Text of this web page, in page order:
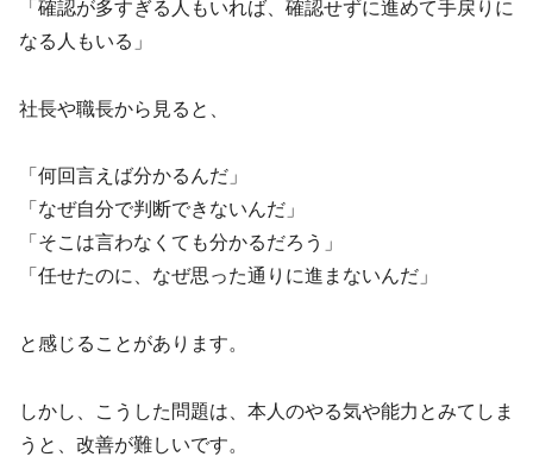
「確認が多すぎる人もいれば、確認せずに進めて手戻りに
なる人もいる」
社長や職長から見ると、
「何回言えば分かるんだ」
「なぜ自分で判断できないんだ」
「そこは言わなくても分かるだろう」
「任せたのに、なぜ思った通りに進まないんだ」
と感じることがあります。
しかし、こうした問題は、本人のやる気や能力とみてしま
うと、改善が難しいです。